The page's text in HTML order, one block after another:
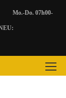
Mo.-Do. 07h00-